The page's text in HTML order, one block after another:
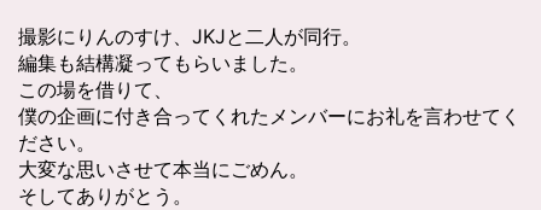
撮影にりんのすけ、JKJと二人が同行。
編集も結構凝ってもらいました。
この場を借りて、
僕の企画に付き合ってくれたメンバーにお礼を言わせてく
ださい。
大変な思いさせて本当にごめん。
そしてありがとう。